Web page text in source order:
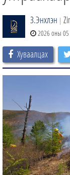
З.Энхлэн |
2026 оны 05
Хуваалцах